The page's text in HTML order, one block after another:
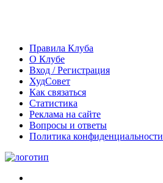
Правила Клуба
О Клубе
Вход / Регистрация
ХудСовет
Как связаться
Статистика
Реклама на сайте
Вопросы и ответы
Политика конфиденциальности